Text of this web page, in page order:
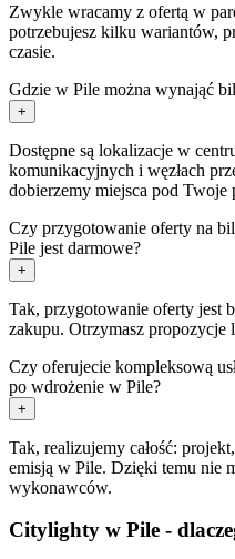
Zwykle wracamy z ofertą w
potrzebujesz kilku wariantów,
czasie.
Gdzie w Pile można wynająć
+
Dostępne są lokalizacje w
komunikacyjnych i węzłach
dobierzemy miejsca pod Twoje
Czy przygotowanie oferty na
Pile jest darmowe?
+
Tak, przygotowanie oferty jest
zakupu. Otrzymasz
Czy oferujecie kompleksową
po wdrożenie w Pile?
+
Tak, realizujemy całość:
emisją w Pile. Dzięki temu nie
wykonawców.
Citylighty w Pile -